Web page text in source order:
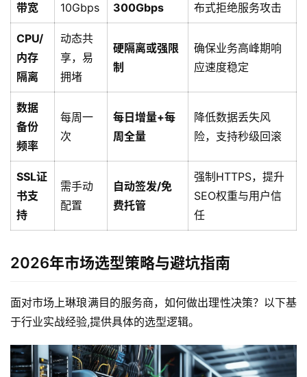
带宽
10Gbps
300Gbps
布式拒绝服务攻击
CPU/
内存
隔离
动态共
享，易
拥堵
硬隔离或强限
制
确保业务高峰期响
应速度稳定
数据
备份
频率
每周一
次
每日增量+每
周全量
降低数据丢失风
险，支持秒级回滚
SSL证
书支
持
需手动
配置
自动签发/免
费托管
强制HTTPS，提升
SEO权重与用户信
任
2026年市场选型策略与避坑指南
面对市场上琳琅满目的服务商，如何做出理性决策？以下基
于行业实战经验,提供具体的选型逻辑。